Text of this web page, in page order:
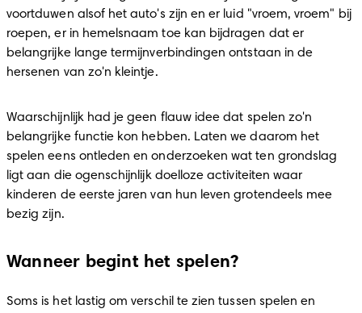
voortduwen alsof het auto's zijn en er luid "vroem, vroem" bij
roepen, er in hemelsnaam toe kan bijdragen dat er
belangrijke lange termijnverbindingen ontstaan in de
hersenen van zo'n kleintje.
Waarschijnlijk had je geen flauw idee dat spelen zo'n
belangrijke functie kon hebben. Laten we daarom het
spelen eens ontleden en onderzoeken wat ten grondslag
ligt aan die ogenschijnlijk doelloze activiteiten waar
kinderen de eerste jaren van hun leven grotendeels mee
bezig zijn.
Wanneer begint het spelen?
Soms is het lastig om verschil te zien tussen spelen en